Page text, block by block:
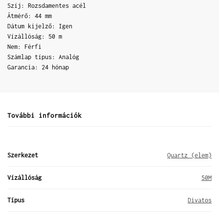
Szíj: Rozsdamentes acél
Átmérő: 44 mm
Dátum kijelző: Igen
Vízállóság: 50 m
Nem: Férfi
Számlap típus: Analóg
Garancia: 24 hónap
További információk
Szerkezet Quartz (elem)
Vízállóság 50M
Típus Divatos